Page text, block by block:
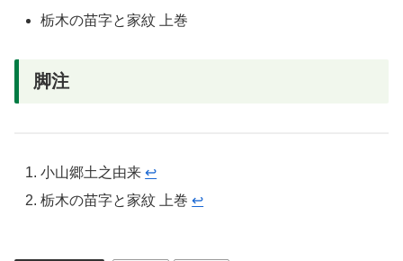
栃木の苗字と家紋 上巻
脚注
小山郷土之由来↩︎
栃木の苗字と家紋 上巻↩︎